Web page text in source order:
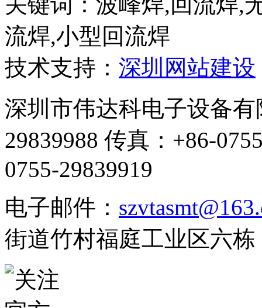
流焊,小型回流焊
技术支持： 深圳网站建设
深圳市伟达科电子设备
29839988 传真：+86-
0755-29839919
电子邮件：
街道竹村福庭工业区六栋